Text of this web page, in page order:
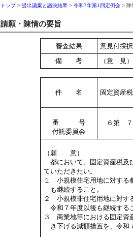
トップ> 提出議案と議決結果 > 令和7年第1回定例会 > 陳
請願・陳情の要旨
審査結果
意見付採択
備 考
（意 見）
件 名 固定資産
番 号
付託委員会
６第
（願 意）
都において、固定資産税及
ていただきたい。
１ 小規模住宅用地に対する
も継続すること。
２ 小規模非住宅用地に対す
令和７年度以後も継続する
３ 商業地等における固定資
き下げる減額措置を、令和